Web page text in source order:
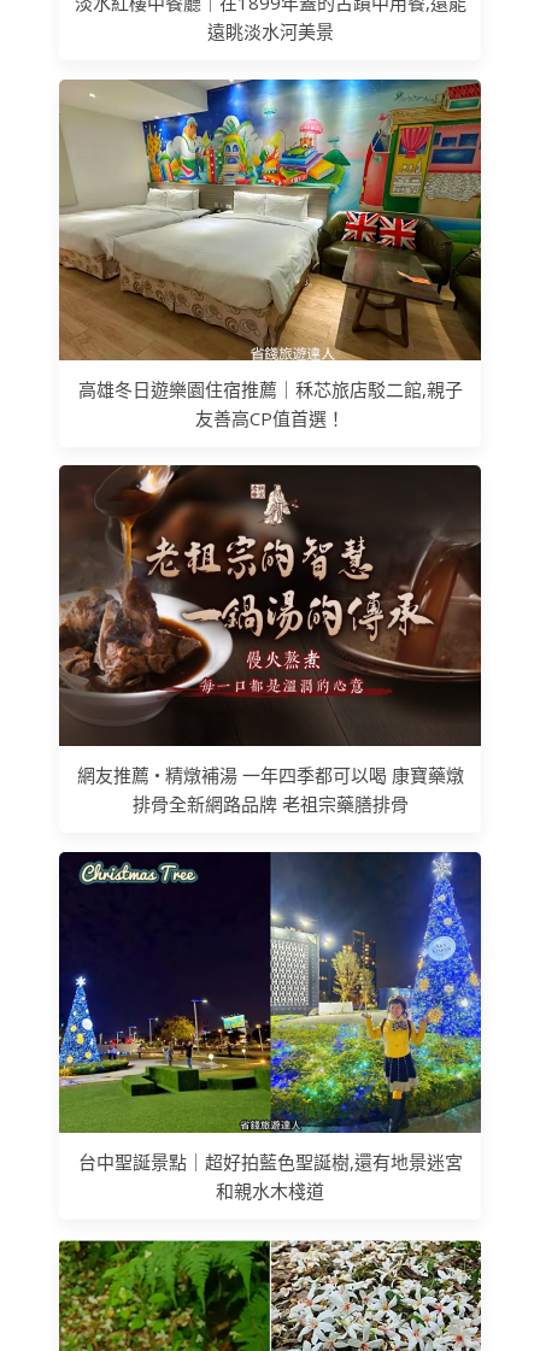
遠眺淡水河美景
高雄冬日遊樂園住宿推薦｜秝芯旅店駁二館,親子
友善高CP值首選！
網友推薦 • 精燉補湯 一年四季都可以喝 康寶藥燉
排骨全新網路品牌 老祖宗藥膳排骨
台中聖誕景點｜超好拍藍色聖誕樹,還有地景迷宮
和親水木棧道